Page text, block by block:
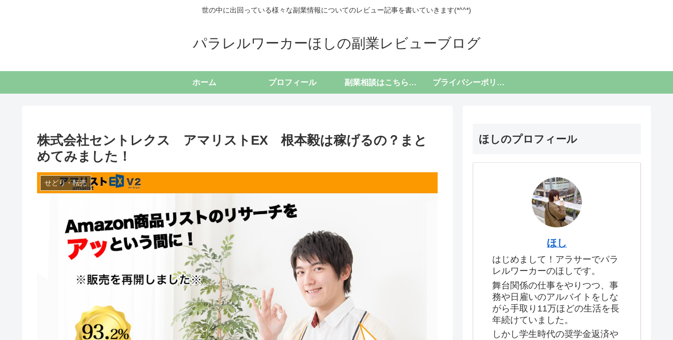
世の中に出回っている様々な副業情報についてのレビュー記事を書いていきます(*^^*)
パラレルワーカーほしの副業レビューブログ
ホーム プロフィール 副業相談はこちらから プライバシーポリシー
株式会社セントレクス アマリストEX 根本毅は稼げるの？まと
めてみました！
せどり・転売
ほしのプロフィール
ほし
はじめまして！アラサーでパラ
レルワーカーのほしです。
舞台関係の仕事をやりつつ、事
務や日雇いのアルバイトをしな
がら手取り11万ほどの生活を長
年続けていました。
しかし学生時代の奨学金返済や